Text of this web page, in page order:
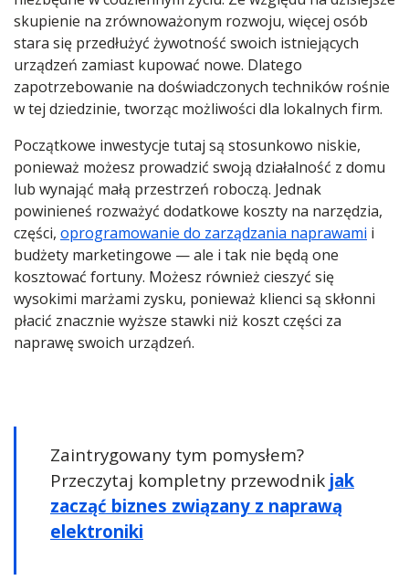
skupienie na zrównoważonym rozwoju, więcej osób
stara się przedłużyć żywotność swoich istniejących
urządzeń zamiast kupować nowe. Dlatego
zapotrzebowanie na doświadczonych techników rośnie
w tej dziedzinie, tworząc możliwości dla lokalnych firm.
Początkowe inwestycje tutaj są stosunkowo niskie,
ponieważ możesz prowadzić swoją działalność z domu
lub wynająć małą przestrzeń roboczą. Jednak
powinieneś rozważyć dodatkowe koszty na narzędzia,
części, oprogramowanie do zarządzania naprawami i
budżety marketingowe — ale i tak nie będą one
kosztować fortuny. Możesz również cieszyć się
wysokimi marżami zysku, ponieważ klienci są skłonni
płacić znacznie wyższe stawki niż koszt części za
naprawę swoich urządzeń.
Zaintrygowany tym pomysłem?
Przeczytaj kompletny przewodnik jak
zacząć biznes związany z naprawą
elektroniki